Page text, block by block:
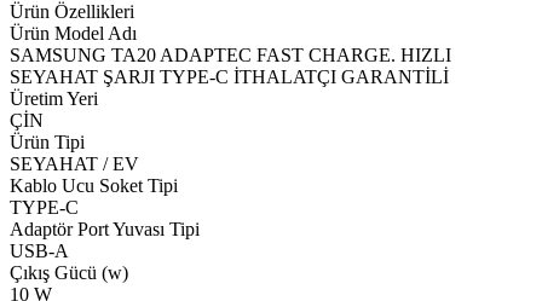
Ürün Özellikleri
Ürün Model Adı
SAMSUNG TA20 ADAPTEC FAST CHARGE. HIZLI
SEYAHAT ŞARJI TYPE-C İTHALATÇI GARANTİLİ
Üretim Yeri
ÇİN
Ürün Tipi
SEYAHAT / EV
Kablo Ucu Soket Tipi
TYPE-C
Adaptör Port Yuvası Tipi
USB-A
Çıkış Gücü (w)
10 W